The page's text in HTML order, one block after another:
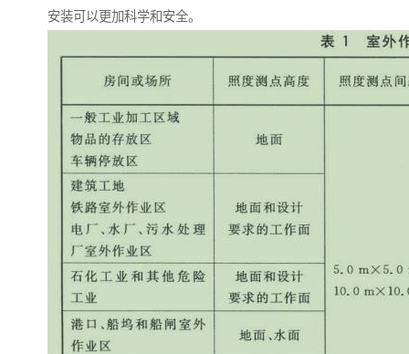
安装可以更加科学和安全。